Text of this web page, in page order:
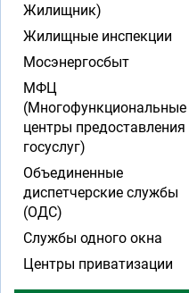
Жилищник)
Жилищные инспекции
Мосэнергосбыт
МФЦ
(Многофункциональные
центры предоставления
госуслуг)
Объединенные
диспетчерские службы
(ОДС)
Службы одного окна
Центры приватизации